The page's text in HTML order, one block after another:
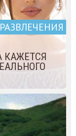
РАЗВЛЕЧЕНИЯ
КАЖЕТСЯ